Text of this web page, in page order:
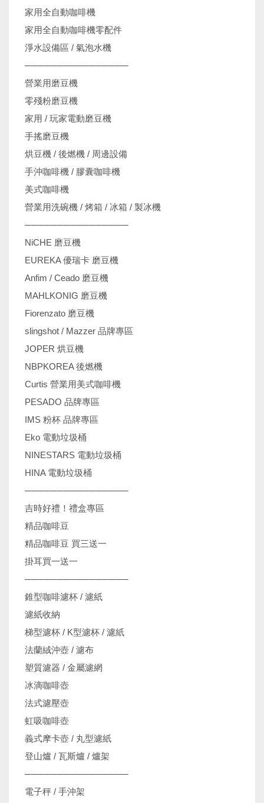
家用全自動咖啡機
家用全自動咖啡機零配件
淨水設備區 / 氣泡水機
────────────────
營業用磨豆機
零殘粉磨豆機
家用 / 玩家電動磨豆機
手搖磨豆機
烘豆機 / 後燃機 / 周邊設備
手沖咖啡機 / 膠囊咖啡機
美式咖啡機
營業用洗碗機 / 烤箱 / 冰箱 / 製冰機
────────────────
NiCHE 磨豆機
EUREKA 優瑞卡 磨豆機
Anfim / Ceado 磨豆機
MAHLKONIG 磨豆機
Fiorenzato 磨豆機
slingshot / Mazzer 品牌專區
JOPER 烘豆機
NBPKOREA 後燃機
Curtis 營業用美式咖啡機
PESADO 品牌專區
IMS 粉杯 品牌專區
Eko 電動垃圾桶
NINESTARS 電動垃圾桶
HINA 電動垃圾桶
────────────────
吉時好禮！禮盒專區
精品咖啡豆
精品咖啡豆 買三送一
掛耳買一送一
────────────────
錐型咖啡濾杯 / 濾紙
濾紙收納
梯型濾杯 / K型濾杯 / 濾紙
法蘭絨沖壺 / 濾布
塑質濾器 / 金屬濾網
冰滴咖啡壺
法式濾壓壺
虹吸咖啡壺
義式摩卡壺 / 丸型濾紙
登山爐 / 瓦斯爐 / 爐架
────────────────
電子秤 / 手沖架